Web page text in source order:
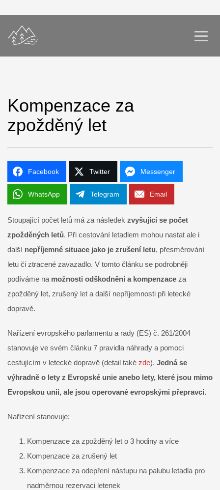
Kompenzace za
zpožděný let
Facebook Twitter Messenger
WhatsApp Telegram Email
Stoupající počet letů má za následek zvyšující se počet
zpožděných letů. Při cestování letadlem mohou nastat ale i
další nepříjemné situace jako je zrušení letu, přesměrování
letu či ztracené zavazadlo. V tomto článku se podrobněji
podíváme na možnosti odškodnění a kompenzace za
zpožděný let, zrušený let a další nepříjemnosti při letecké
dopravě.
Nařízení evropského parlamentu a rady (ES) č. 261/2004
stanovuje ve svém článku 7 pravidla náhrady a pomoci
cestujícím v letecké dopravě (detail také zde). Jedná se
výhradně o lety z Evropské unie anebo lety, které jsou mimo
Evropskou unii, ale jsou operované evropskými přepravci.
Nařízení stanovuje:
Kompenzace za zpožděný let o 3 hodiny a více
Kompenzace za zrušený let
Kompenzace za odepření nástupu na palubu letadla pro
nadměrnou rezervaci letenek